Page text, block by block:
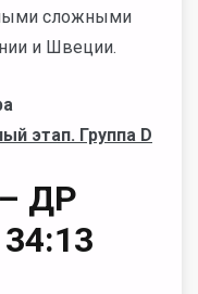
сложными
и Швеции.
этап. Группа D
ДР